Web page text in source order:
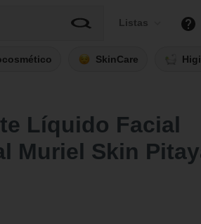
Listas
SkinCare
Líquido Facial
Muriel Skin